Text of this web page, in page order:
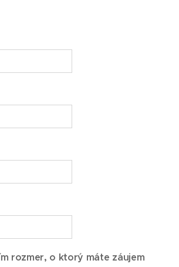
rozmer, o ktorý máte záujem